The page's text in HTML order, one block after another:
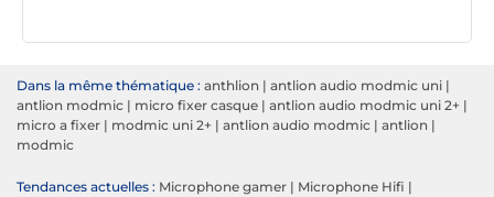
Dans la même thématique : anthlion | antlion audio modmic uni |
antlion modmic | micro fixer casque | antlion audio modmic uni 2+ |
micro a fixer | modmic uni 2+ | antlion audio modmic | antlion |
modmic
Tendances actuelles : Microphone gamer | Microphone Hifi |